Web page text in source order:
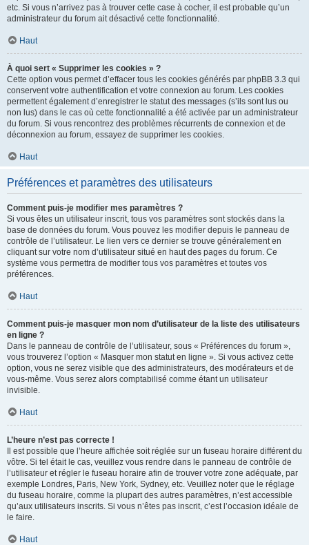
etc. Si vous n’arrivez pas à trouver cette case à cocher, il est probable qu’un
administrateur du forum ait désactivé cette fonctionnalité.
Haut
À quoi sert « Supprimer les cookies » ?
Cette option vous permet d’effacer tous les cookies générés par phpBB 3.3 qui
conservent votre authentification et votre connexion au forum. Les cookies
permettent également d’enregistrer le statut des messages (s’ils sont lus ou
non lus) dans le cas où cette fonctionnalité a été activée par un administrateur
du forum. Si vous rencontrez des problèmes récurrents de connexion et de
déconnexion au forum, essayez de supprimer les cookies.
Haut
Préférences et paramètres des utilisateurs
Comment puis-je modifier mes paramètres ?
Si vous êtes un utilisateur inscrit, tous vos paramètres sont stockés dans la
base de données du forum. Vous pouvez les modifier depuis le panneau de
contrôle de l’utilisateur. Le lien vers ce dernier se trouve généralement en
cliquant sur votre nom d’utilisateur situé en haut des pages du forum. Ce
système vous permettra de modifier tous vos paramètres et toutes vos
préférences.
Haut
Comment puis-je masquer mon nom d’utilisateur de la liste des utilisateurs
en ligne ?
Dans le panneau de contrôle de l’utilisateur, sous « Préférences du forum »,
vous trouverez l’option « Masquer mon statut en ligne ». Si vous activez cette
option, vous ne serez visible que des administrateurs, des modérateurs et de
vous-même. Vous serez alors comptabilisé comme étant un utilisateur
invisible.
Haut
L’heure n’est pas correcte !
Il est possible que l’heure affichée soit réglée sur un fuseau horaire différent du
vôtre. Si tel était le cas, veuillez vous rendre dans le panneau de contrôle de
l’utilisateur et régler le fuseau horaire afin de trouver votre zone adéquate, par
exemple Londres, Paris, New York, Sydney, etc. Veuillez noter que le réglage
du fuseau horaire, comme la plupart des autres paramètres, n’est accessible
qu’aux utilisateurs inscrits. Si vous n’êtes pas inscrit, c’est l’occasion idéale de
le faire.
Haut